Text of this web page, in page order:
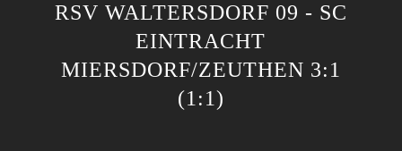
RSV WALTERSDORF 09 - SC
EINTRACHT
MIERSDORF/ZEUTHEN 3:1
(1:1)